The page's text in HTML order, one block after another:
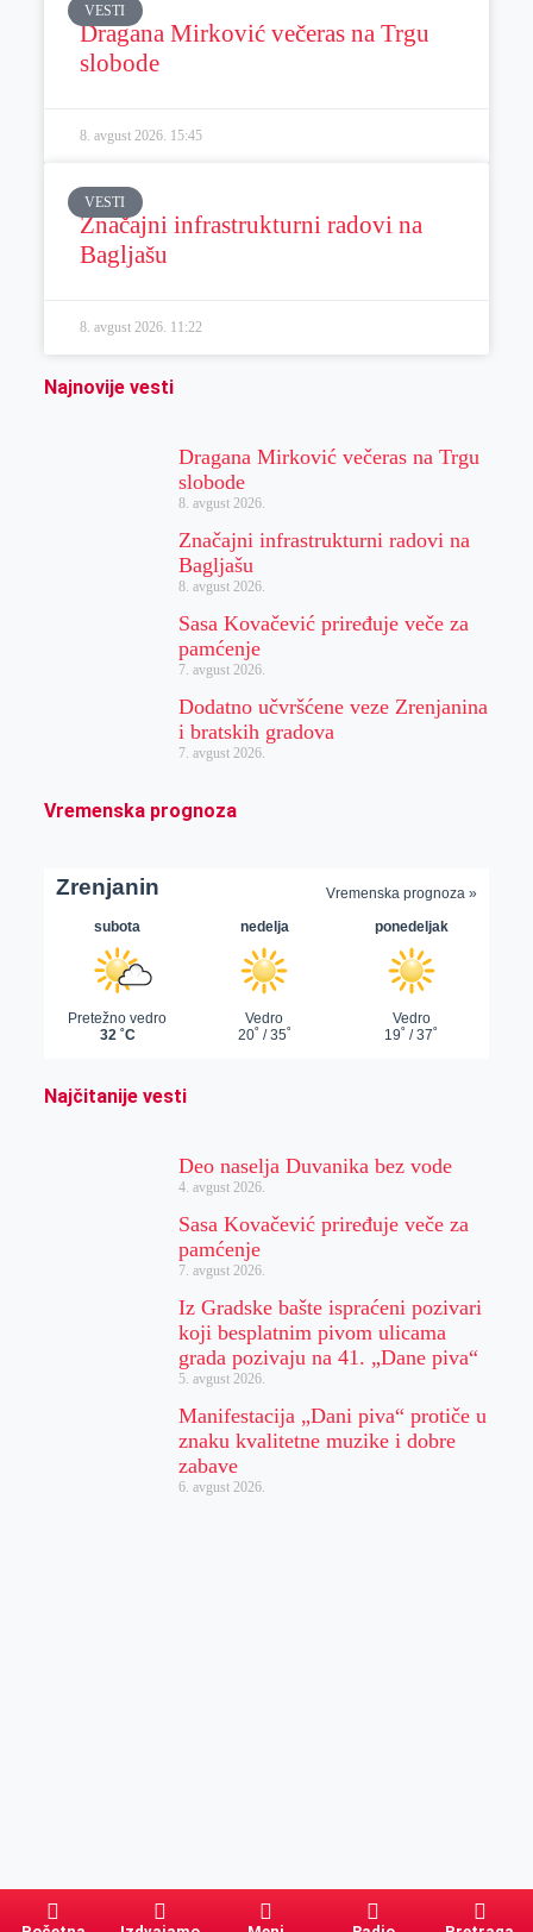
VESTI
Dragana Mirković večeras na Trgu
slobode
8. avgust 2026. 15:45
VESTI
Značajni infrastrukturni radovi na
Bagljašu
8. avgust 2026. 11:22
Najnovije vesti
Dragana Mirković večeras na Trgu
slobode
8. avgust 2026.
Značajni infrastrukturni radovi na
Bagljašu
8. avgust 2026.
Sasa Kovačević priređuje veče za
pamćenje
7. avgust 2026.
Dodatno učvršćene veze Zrenjanina
i bratskih gradova
7. avgust 2026.
Vremenska prognoza
Najčitanije vesti
Deo naselja Duvanika bez vode
4. avgust 2026.
Sasa Kovačević priređuje veče za
pamćenje
7. avgust 2026.
Iz Gradske bašte ispraćeni pozivari
koji besplatnim pivom ulicama
grada pozivaju na 41. „Dane piva“
5. avgust 2026.
Manifestacija „Dani piva“ protiče u
znaku kvalitetne muzike i dobre
zabave
6. avgust 2026.